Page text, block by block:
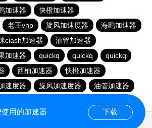
加速器
快橙加速器
老王vnp 旋风加速度器
海鸥加速器
ciash加速器
油管加速器
加速器 quickq quickq
quickq
西柚加速器
快橙加速器
速度器 旋风加速度器
油管加速器
用的加速器 下载